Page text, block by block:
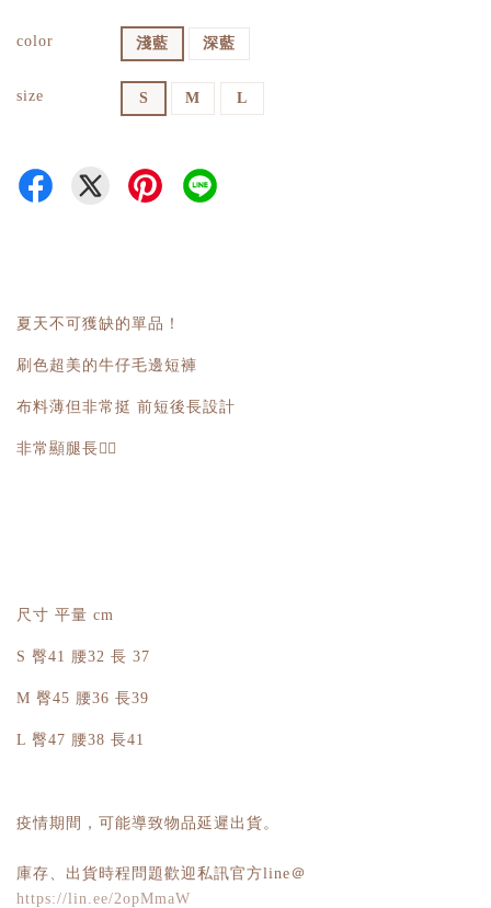
color 淺藍 深藍
size S M L
夏天不可獲缺的單品！
刷色超美的牛仔毛邊短褲
布料薄但非常挺 前短後長設計
非常顯腿長👍🏻
尺寸 平量 cm
S 臀41 腰32 長 37
M 臀45 腰36 長39
L 臀47 腰38 長41
疫情期間，可能導致物品延遲出貨。
庫存、出貨時程問題歡迎私訊官方line＠
https://lin.ee/2opMmaW